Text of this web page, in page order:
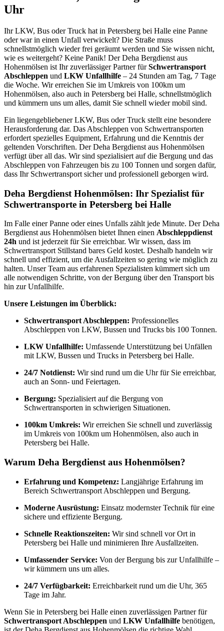
Uhr
Ihr LKW, Bus oder Truck hat in Petersberg bei Halle eine Panne
oder war in einen Unfall verwickelt? Die Straße muss
schnellstmöglich wieder frei geräumt werden und Sie wissen nicht,
wie es weitergeht? Keine Panik! Der Deha Bergdienst aus
Hohenmölsen ist Ihr zuverlässiger Partner fürSchwertransport
Abschleppen und LKW Unfallhilfe – 24 Stunden am Tag, 7 Tage
die Woche. Wir erreichen Sie im Umkreis von 100km um
Hohenmölsen, also auch in Petersberg bei Halle, schnellstmöglich
und kümmern uns um alles, damit Sie schnell wieder mobil sind.
Ein liegengebliebener LKW, Bus oder Truck stellt eine besondere
Herausforderung dar. Das Abschleppen von Schwertransporten
erfordert spezielles Equipment, Erfahrung und die Kenntnis der
geltenden Vorschriften. Der Deha Bergdienst aus Hohenmölsen
verfügt über all das. Wir sind spezialisiert auf die Bergung und das
Abschleppen von Fahrzeugen bis zu 100 Tonnen und sorgen dafür,
dass Ihr Schwertransport sicher und professionell geborgen wird.
Deha Bergdienst Hohenmölsen: Ihr Spezialist für
Schwertransporte in Petersberg bei Halle
Im Falle einer Panne oder eines Unfalls zählt jede Minute. Der Deha
Bergdienst aus Hohenmölsen bietet Ihnen einen Abschleppdienst
24h und ist jederzeit für Sie erreichbar. Wir wissen, dass im
Schwertransport Stillstand bares Geld kostet. Deshalb handeln wir
schnell und effizient, um die Ausfallzeiten so gering wie möglich zu
halten. Unser Team aus erfahrenen Spezialisten kümmert sich um
alle notwendigen Schritte, von der Bergung über den Transport bis
hin zur Unfallhilfe.
Unsere Leistungen im Überblick:
Schwertransport Abschleppen: Professionelles
Abschleppen von LKW, Bussen und Trucks bis 100 Tonnen.
LKW Unfallhilfe: Umfassende Unterstützung bei Unfällen
mit LKW, Bussen und Trucks in Petersberg bei Halle.
24/7 Notdienst: Wir sind rund um die Uhr für Sie erreichbar,
auch an Sonn- und Feiertagen.
Bergung: Spezialisiert auf die Bergung von
Schwertransporten in schwierigen Situationen.
100km Umkreis: Wir erreichen Sie schnell und zuverlässig
im Umkreis von 100km um Hohenmölsen, also auch in
Petersberg bei Halle.
Warum Deha Bergdienst aus Hohenmölsen?
Erfahrung und Kompetenz: Langjährige Erfahrung im
Bereich Schwertransport Abschleppen und Bergung.
Moderne Ausrüstung: Einsatz modernster Technik für eine
sichere und effiziente Bergung.
Schnelle Reaktionszeiten: Wir sind schnell vor Ort in
Petersberg bei Halle und minimieren Ihre Ausfallzeiten.
Umfassender Service: Von der Bergung bis zur Unfallhilfe –
wir kümmern uns um alles.
24/7 Verfügbarkeit: Erreichbarkeit rund um die Uhr, 365
Tage im Jahr.
Wenn Sie in Petersberg bei Halle einen zuverlässigen Partner für
Schwertransport Abschleppen und LKW Unfallhilfe benötigen,